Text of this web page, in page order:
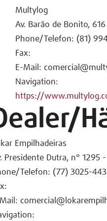
Multylog
Av. Barão de Bonito,
Phone/Telefon: (81)
Fax:
E-Mail:
Navigation:
https://
Empilhadeiras
Presidente Dutra, n° 1295
Telefon: (77) 3025-